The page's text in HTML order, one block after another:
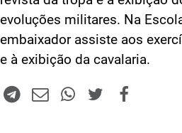
evoluções militares. Na
embaixador assiste aos
e à exibição da cavalaria.